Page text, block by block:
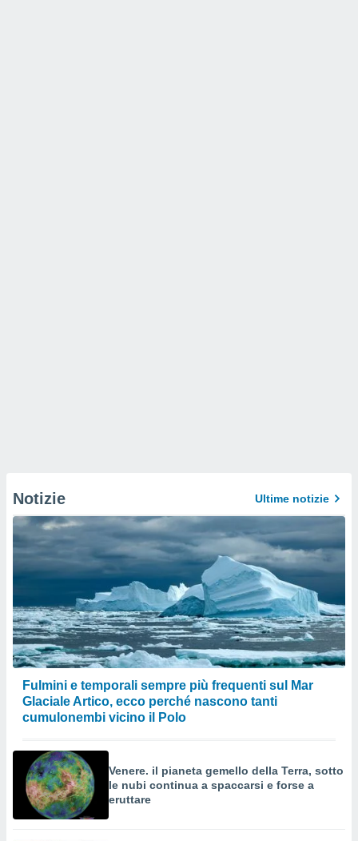
Notizie Ultime notizie
Fulmini e temporali sempre più frequenti sul Mar
Glaciale Artico, ecco perché nascono tanti
cumulonembi vicino il Polo
Venere. il pianeta gemello della Terra, sotto
le nubi continua a spaccarsi e forse a
eruttare